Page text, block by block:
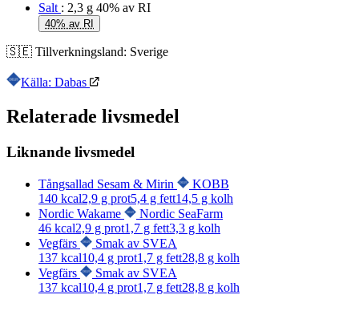
Salt : 2,3 g 40% av RI
40% av RI
🇸🇪 Tillverkningsland: Sverige
Källa: Dabas
Relaterade livsmedel
Liknande livsmedel
Tångsallad Sesam & Mirin
KOBB
140 kcal2,9 g prot5,4 g fett14,5 g kolh
Nordic Wakame
Nordic SeaFarm
46 kcal2,9 g prot1,7 g fett3,3 g kolh
Vegfärs
Smak av SVEA
137 kcal10,4 g prot1,7 g fett28,8 g kolh
Vegfärs
Smak av SVEA
137 kcal10,4 g prot1,7 g fett28,8 g kolh